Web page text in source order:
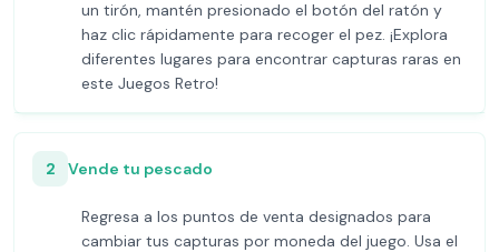
un tirón, mantén presionado el botón del ratón y
haz clic rápidamente para recoger el pez. ¡Explora
diferentes lugares para encontrar capturas raras en
este Juegos Retro!
2 Vende tu pescado
Regresa a los puntos de venta designados para
cambiar tus capturas por moneda del juego. Usa el